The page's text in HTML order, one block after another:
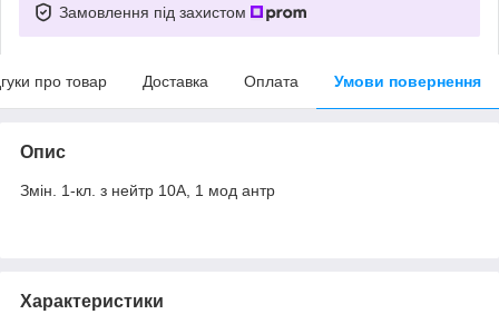
Замовлення під захистом
про товар Доставка Оплата Умови повернення
Опис
Змін. 1-кл. з нейтр 10А, 1 мод антр
Характеристики